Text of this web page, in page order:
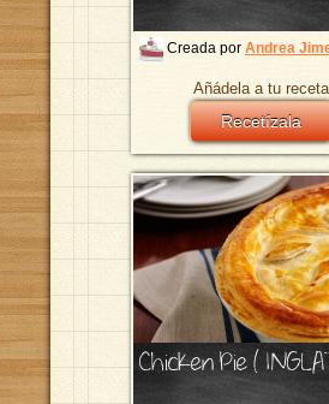
Creada por Andrea
Añádela a tu
Recetízala
Chicken Pie (